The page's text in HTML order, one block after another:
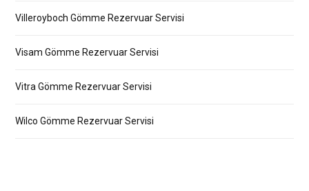
Villeroyboch Gömme Rezervuar Servisi
Visam Gömme Rezervuar Servisi
Vitra Gömme Rezervuar Servisi
Wilco Gömme Rezervuar Servisi